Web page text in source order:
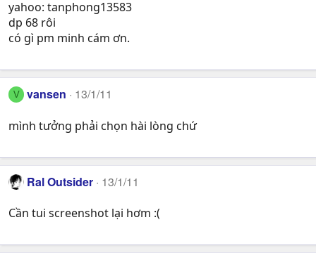
yahoo: tanphong13583
dp 68 rôi
có gì pm minh cám ơn.
V vansen 13/1/11
mình tưởng phải chọn hài lòng chứ
Ral Outsider 13/1/11
Cần tui screenshot lại hơm :(